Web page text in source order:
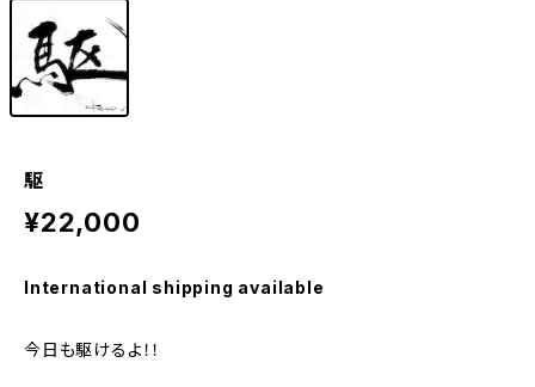
駆
¥22,000
International shipping available
今日も駆けるよ！！